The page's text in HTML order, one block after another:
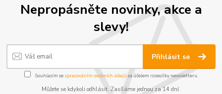
Nepropásněte novinky, akce a
slevy!
Přihlásit se
Souhlasím se zpracováním osobních údajůza účelem rozesílky newsletteru.
Můžete se kdykoli odhlásit. Zasíláme jednou za 14 dní.